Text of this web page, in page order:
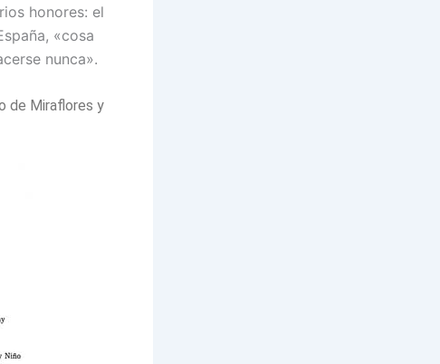
honores: el
«cosa
nunca».
de Miraflores y